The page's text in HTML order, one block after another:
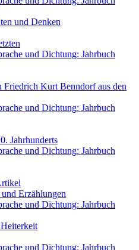
und Denken
und Dichtung: Jahrbuch
Kurt Benndorf aus den
und Dichtung: Jahrbuch
Jahrhunderts
und Dichtung: Jahrbuch
Erzählungen
und Dichtung: Jahrbuch
und Dichtung: Jahrbuch